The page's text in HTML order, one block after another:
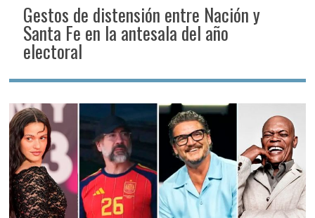
Gestos de distensión entre Nación y
Santa Fe en la antesala del año
electoral